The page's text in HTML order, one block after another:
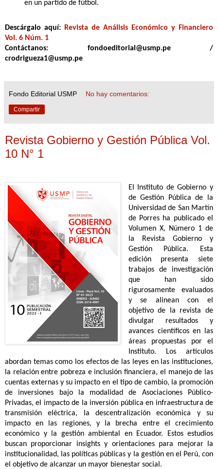
en un partido de fútbol.
Descárgalo aquí:
Revista de Análisis Económico y Financiero
Vol. 6 Núm. 1
Contáctanos: fondoeditorial@usmp.pe /
crodrigueza1@usmp.pe
Fondo Editorial USMP No hay comentarios:
Compartir
Revista Gobierno y Gestión Pública Vol.
10 N° 1
El Instituto de Gobierno y
de Gestión Pública de la
Universidad de San Martín
de Porres ha publicado el
Volumen X, Número 1 de
la Revista Gobierno y
Gestión Pública. Esta
edición presenta siete
trabajos de investigación
que han sido
rigurosamente evaluados
y se alinean con el
objetivo de la revista de
divulgar resultados y
avances científicos en las
áreas propuestas por el
Instituto. Los artículos
abordan temas como los efectos de las leyes en las instituciones,
la relación entre pobreza e inclusión financiera, el manejo de las
cuentas externas y su impacto en el tipo de cambio, la promoción
de inversiones bajo la modalidad de Asociaciones Público-
Privadas, el impacto de la inversión pública en infraestructura de
transmisión eléctrica, la descentralización económica y su
impacto en las regiones, y la brecha entre el crecimiento
económico y la gestión ambiental en Ecuador. Estos estudios
buscan proporcionar insights y orientaciones para mejorar la
institucionalidad, las políticas públicas y la gestión en el Perú, con
el objetivo de alcanzar un mayor bienestar social.